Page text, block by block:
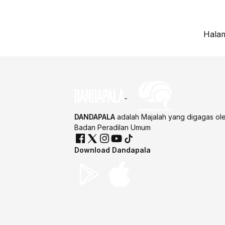
DANDAPALA adalah Majalah yang digagas
Badan Peradilan Umum
Download Dandapala